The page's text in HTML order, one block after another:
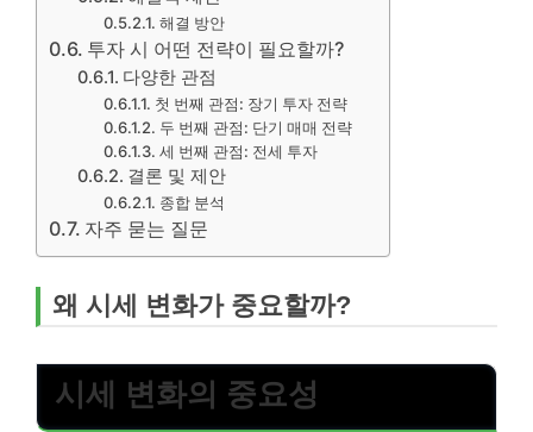
해결 방안
투자 시 어떤 전략이 필요할까?
다양한 관점
첫 번째 관점: 장기 투자 전략
두 번째 관점: 단기 매매 전략
세 번째 관점: 전세 투자
결론 및 제안
종합 분석
자주 묻는 질문
왜 시세 변화가 중요할까?
시세 변화의 중요성